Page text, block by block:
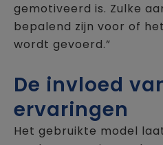
gemotiveerd is. Zulke
bepalend zijn voor of
wordt gevoerd.”
De invloed
ervaringen
Het gebruikte model